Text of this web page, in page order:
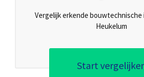
Vergelijk erkende
Heukelum
Start